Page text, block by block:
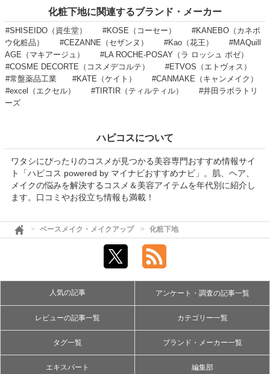
化粧下地に関連するブランド・メーカー
#SHISEIDO（資生堂） #KOSE（コーセー）
#KANEBO（カネボ
ウ化粧品）
#CEZANNE（セザンヌ） #Kao（花王）
#MAQuill
AGE（マキアージュ）
#LA ROCHE-POSAY（ラ ロッシュ ポゼ）
#COSME DECORTE（コスメデコルテ）
#ETVOS（エトヴォス）
#常盤薬品工業
#KATE（ケイト）
#CANMAKE（キャンメイク）
#excel（エクセル）
#TIRTIR（ティルティル）
#井田ラボラトリ
ーズ
ハピコスについて
ワタシにぴったりのコスメが見つかる美容専門おすすめ情報サイ
ト「ハピコス powered by マイナビおすすめナビ」。肌、ヘア、
メイクの悩みを解決するコスメ＆美容アイテムを年代別に紹介し
ます。口コミやお役立ち情報も満載！
ベースメイク・メイクアップ 化粧下地
人気の記事 アンケート・調査の記事一覧
レビューの記事一覧 カテゴリー一覧
タグ一覧 ブランド・メーカー一覧
エキスパート 編集部